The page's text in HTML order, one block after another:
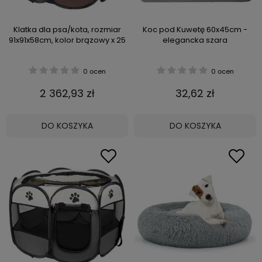
Klatka dla psa/kota, rozmiar
91x91x58cm, kolor brązowy x 25
0 ocen
2 362,93 zł
DO KOSZYKA
Koc pod Kuwetę 60x45cm -
elegancka szara
0 ocen
32,62 zł
DO KOSZYKA